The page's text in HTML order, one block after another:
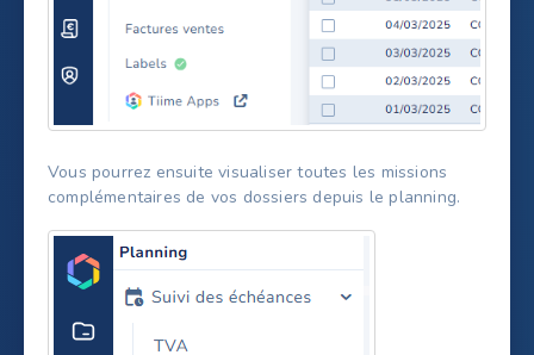
Vous pourrez ensuite visualiser toutes les missions
complémentaires de vos dossiers depuis le planning.